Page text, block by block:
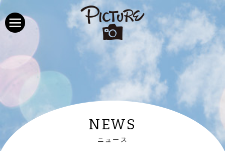
NEWS
ニュース